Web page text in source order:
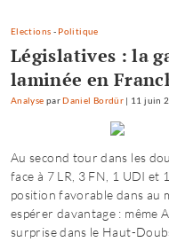
Elections - Politique
Législatives : la
laminée en
Analyse par Daniel Bordür 11 juin
Au second tour dans les
face à 7 LR, 3 FN, 1 UDI et
position favorable dans au
espérer davantage : même
surprise dans le Haut-